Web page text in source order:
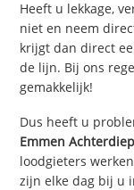
Heeft u lekkage,
niet en neem
krijgt dan direct
de lijn. Bij ons
gemakkelijk!
Dus heeft u
Emmen Achterdiep
loodgieters
zijn elke dag bij u